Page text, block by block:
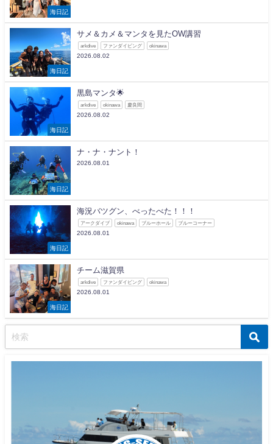
海日記
海日記
サメ＆カメ＆マンタを見たOW講習
arkdive ファンダイビング okinawa
2026.08.02
海日記
黒島マンタ🌟
arkdive okinawa 慶良間
2026.08.02
海日記
ナ・ナ・ナント！
2026.08.01
海日記
海況バツグン、べったべた！！！
アークダイブ okinawa ブルーホール ブルーコーナー
2026.08.01
海日記
チーム滋賀県
arkdive ファンダイビング okinawa
2026.08.01